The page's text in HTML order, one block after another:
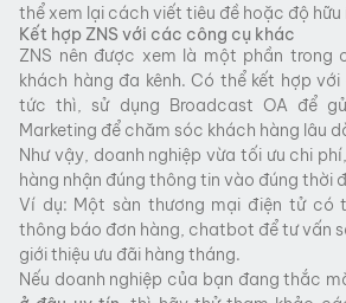
thể xem lại cách viết tiêu đề hoặc độ
Kết hợp ZNS với các công cụ khác
ZNS nên được xem là một phần trong
khách hàng đa kênh. Có thể kết hợp
tức thì, sử dụng Broadcast OA để
Marketing để chăm sóc khách hàng lâu
Như vậy, doanh nghiệp vừa tối ưu chi
hàng nhận đúng thông tin vào đúng thời
Ví dụ: Một sàn thương mại điện tử có
thông báo đơn hàng, chatbot để tư vấn
giới thiệu ưu đãi hàng tháng.
Nếu doanh nghiệp của bạn đang thắc